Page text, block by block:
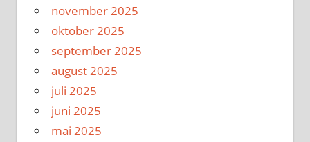
november 2025
oktober 2025
september 2025
august 2025
juli 2025
juni 2025
mai 2025